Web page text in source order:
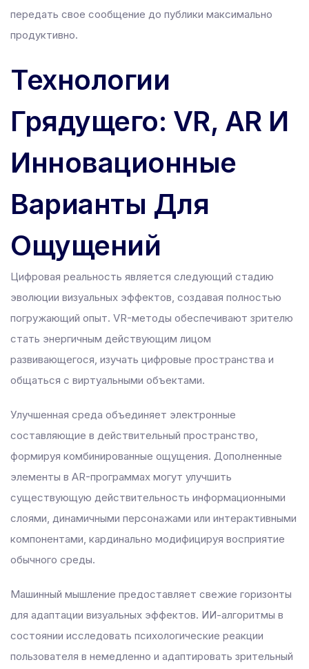
передать свое сообщение до публики максимально
продуктивно.
Технологии
Грядущего: VR, AR И
Инновационные
Варианты Для
Ощущений
Цифровая реальность является следующий стадию
эволюции визуальных эффектов, создавая полностью
погружающий опыт. VR-методы обеспечивают зрителю
стать энергичным действующим лицом
развивающегося, изучать цифровые пространства и
общаться с виртуальными объектами.
Улучшенная среда объединяет электронные
составляющие в действительный пространство,
формируя комбинированные ощущения. Дополненные
элементы в AR-программах могут улучшить
существующую действительность информационными
слоями, динамичными персонажами или интерактивными
компонентами, кардинально модифицируя восприятие
обычного среды.
Машинный мышление предоставляет свежие горизонты
для адаптации визуальных эффектов. ИИ-алгоритмы в
состоянии исследовать психологические реакции
пользователя в немедленно и адаптировать зрительный